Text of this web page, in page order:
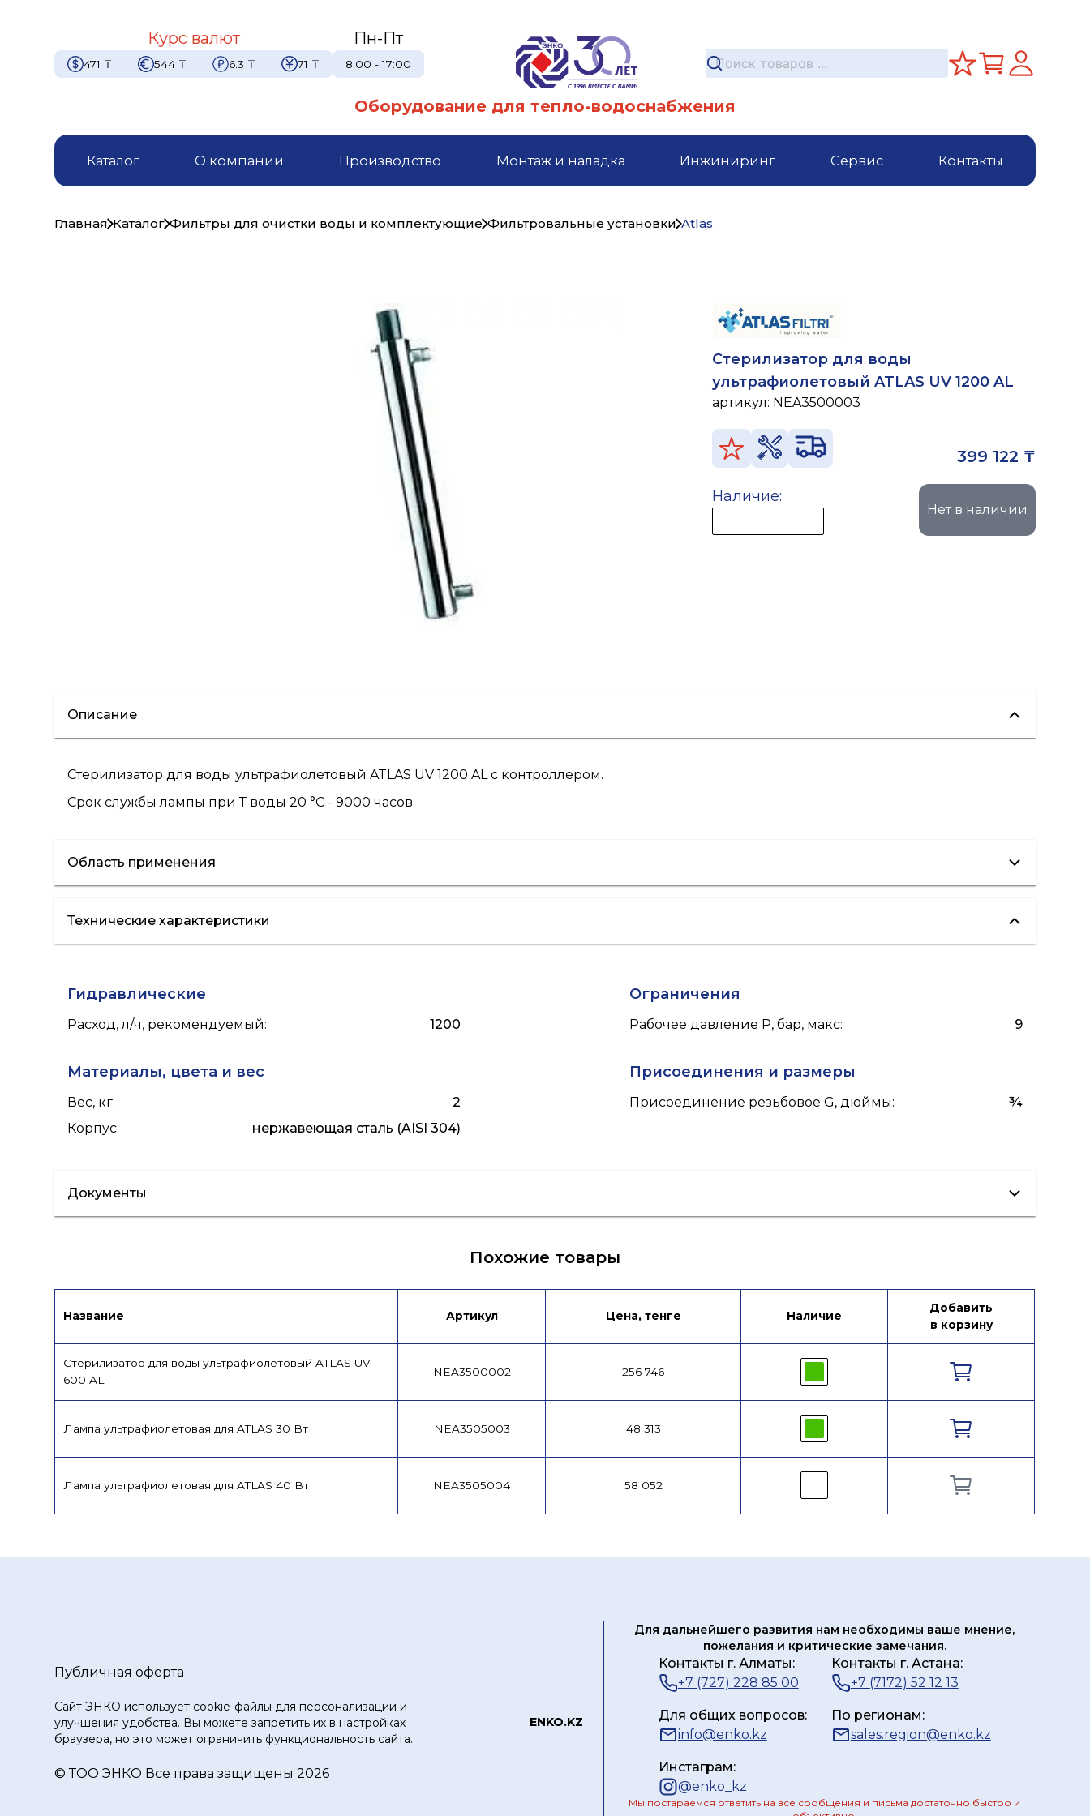
Курс валют
471 ₸ 544 ₸ 6.3 ₸ 71 ₸
Пн-Пт
8:00 - 17:00
Оборудование для тепло-водоснабжения
Каталог О компании Производство Монтаж и наладка Инжиниринг Сервис Контакты
Главная Каталог Фильтры для очистки воды и комплектующие Фильтровальные установки Atlas
Стерилизатор для воды
ультрафиолетовый ATLAS UV 1200 AL
артикул: NEA3500003
399 122 ₸
Наличие:
Нет в наличии
Описание
Стерилизатор для воды ультрафиолетовый ATLAS UV 1200 AL с контроллером.
Срок службы лампы при Т воды 20 °С - 9000 часов.
Область применения
холодная вода стерилизация воды
Технические характеристики
Гидравлические
Расход, л/ч, рекомендуемый: 1200
Ограничения
Рабочее давление P, бар, макс: 9
Материалы, цвета и вес
Вес, кг:
2
Корпус: нержавеющая сталь (AISI 304)
Присоединения и размеры
Присоединение резьбовое G, дюймы: ¾
Документы
Похожие товары
Название Артикул Цена, тенге Наличие
Добавить
в корзину
Стерилизатор для воды ультрафиолетовый ATLAS UV
600 AL
NEA3500002 256 746
Лампа ультрафиолетовая для ATLAS 30 Вт NEA3505003 48 313
Лампа ультрафиолетовая для ATLAS 40 Вт NEA3505004 58 052
Публичная оферта
Сайт ЭНКО использует cookie-файлы для персонализации и
улучшения удобства. Вы можете запретить их в настройках
браузера, но это может ограничить функциональность сайта.
© ТOO ЭНКО Все права защищены 2026
ЕNKO.KZ
Для дальнейшего развития нам необходимы ваше мнение,
пожелания и критические замечания.
Контакты г. Алматы:
+7 (727) 228 85 00
Контакты г. Астана:
+7 (7172) 52 12 13
Для общих вопросов:
info@enko.kz
По регионам:
sales.region@enko.kz
Инстаграм:
@enko_kz
Мы постараемся ответить на все сообщения и письма достаточно быстро и